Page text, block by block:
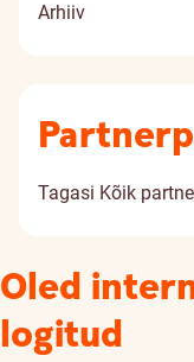
Arhiiv
Tagasi Kõik
Oled
logitud